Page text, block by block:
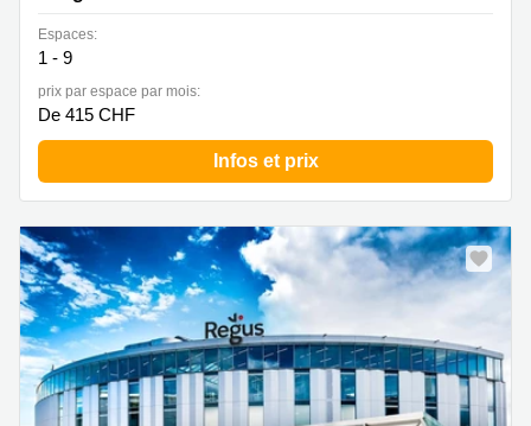
Espaces:
1 - 9
prix par espace par mois:
De 415 CHF
Infos et prix